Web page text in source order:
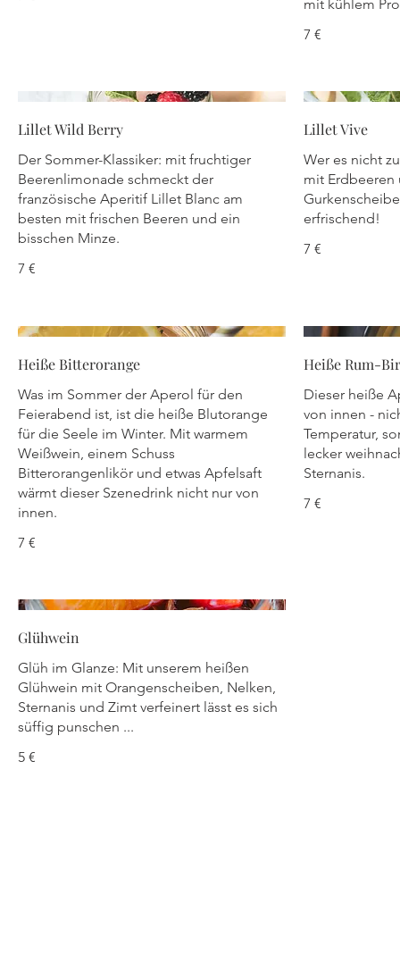
mit kühlem
7 €
Lillet Wild Berry
Der Sommer-Klassiker: mit fruchtiger
Beerenlimonade schmeckt der
französische Aperitif Lillet Blanc am
besten mit frischen Beeren und ein
bisschen Minze.
7 €
Lillet Vive
Wer es nicht
mit Erdbeeren
erfrischend!
7 €
Heiße Bitterorange
Was im Sommer der Aperol für den
Feierabend ist, ist die heiße Blutorange
für die Seele im Winter. Mit warmem
Weißwein, einem Schuss
Bitterorangenlikör und etwas Apfelsaft
wärmt dieser Szenedrink nicht nur von
innen.
7 €
Heiße Rum-
Dieser heiße
von innen -
Temperatur,
lecker
Sternanis.
7 €
Glühwein
Glüh im Glanze: Mit unserem heißen
Glühwein mit Orangenscheiben, Nelken,
Sternanis und Zimt verfeinert lässt es sich
süffig punschen ...
5 €